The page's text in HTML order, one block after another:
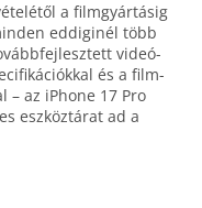
a film­gyártásig
eddi­ginél több
videó­
és a film­
– az iPhone 17 Pro
eszköz­tárat ad a